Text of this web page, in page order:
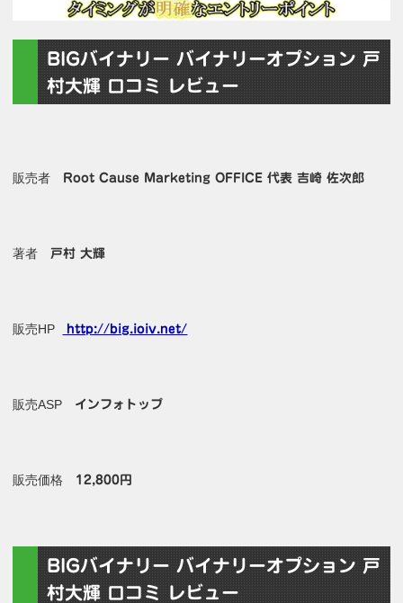
BIGバイナリー バイナリーオプション 戸
村大輝 口コミ レビュー
販売者 Root Cause Marketing OFFICE 代表 吉崎 佐次郎
著者戸村 大輝
販売HP http://big.ioiv.net/
販売ASP インフォトップ
販売価格 12,800円
BIGバイナリー バイナリーオプション 戸
村大輝 口コミ レビュー